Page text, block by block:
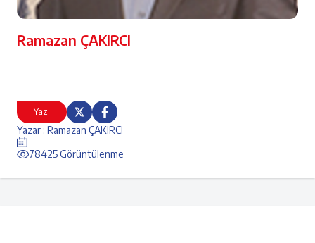
Yazı
Yazar : Ramazan ÇAKIRCI
78425 Görüntülenme
Ramazan ÇAKIRCI